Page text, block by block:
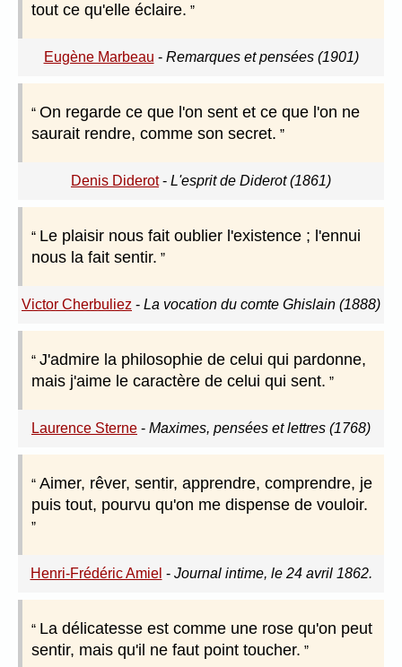
tout ce qu'elle éclaire.
Eugène Marbeau - Remarques et pensées (1901)
On regarde ce que l'on sent et ce que l'on ne
saurait rendre, comme son secret.
Denis Diderot- L'esprit de Diderot (1861)
Le plaisir nous fait oublier l'existence ; l'ennui
nous la fait sentir.
Victor Cherbuliez - La vocation du comte Ghislain (1888)
J'admire la philosophie de celui qui pardonne,
mais j'aime le caractère de celui qui sent.
Laurence Sterne - Maximes, pensées et lettres (1768)
Aimer, rêver, sentir, apprendre, comprendre, je
puis tout, pourvu qu'on me dispense de vouloir.
Henri-Frédéric Amiel - Journal intime, le 24 avril 1862.
La délicatesse est comme une rose qu'on peut
sentir, mais qu'il ne faut point toucher.